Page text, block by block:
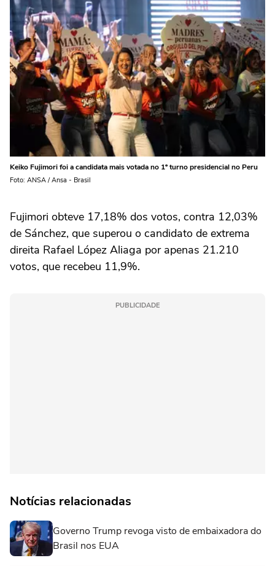
Keiko Fujimori foi a candidata mais votada no 1º turno presidencial no Peru
Foto: ANSA / Ansa - Brasil
Fujimori obteve 17,18% dos votos, contra 12,03%
de Sánchez, que superou o candidato de extrema
direita Rafael López Aliaga por apenas 21.210
votos, que recebeu 11,9%.
PUBLICIDADE
Notícias relacionadas
Governo Trump revoga visto de embaixadora do
Brasil nos EUA